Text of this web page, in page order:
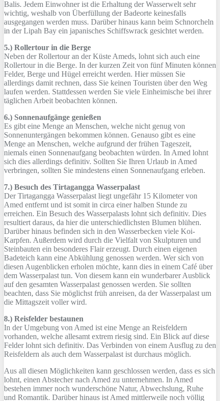
Balis. Jedem Einwohner ist die Erhaltung der Wasserwelt sehr
wichtig, weshalb von Überfüllung der Badeorte keinesfalls
ausgegangen werden muss. Darüber hinaus kann beim Schnorcheln
in der Lipah Bay ein japanisches Schiffswrack gesichtet werden.
5.) Rollertour in die Berge
Neben der Rollertour an der Küste Ameds, lohnt sich auch eine
Rollertour in die Berge. In der kurzen Zeit von fünf Minuten können
Felder, Berge und Hügel erreicht werden. Hier müssen Sie
allerdings damit rechnen, dass Sie keinen Touristen über den Weg
laufen werden. Stattdessen werden Sie viele Einheimische bei ihrer
täglichen Arbeit beobachten können.
6.) Sonnenaufgänge genießen
Es gibt eine Menge an Menschen, welche nicht genug von
Sonnenuntergängen bekommen können. Genauso gibt es eine
Menge an Menschen, welche aufgrund der frühen Tageszeit,
niemals einen Sonnenaufgang beobachten würden. In Amed lohnt
sich dies allerdings definitiv. Sollten Sie Ihren Urlaub in Amed
verbringen, sollten Sie mindestens einen Sonnenaufgang erleben.
7.) Besuch des Tirtagangga Wasserpalast
Der Tirtagangga Wasserpalast liegt ungefähr 15 Kilometer von
Amed entfernt und ist somit in circa einer halben Stunde zu
erreichen. Ein Besuch des Wasserpalasts lohnt sich definitiv. Dies
resultiert daraus, da hier die unterschiedlichsten Blumen blühen.
Darüber hinaus befinden sich in den Wasserbecken viele Koi-
Karpfen. Außerdem wird durch die Vielfalt von Skulpturen und
Steinbauten ein besonderes Flair erzeugt. Durch einen eigenen
Badeteich kann eine Abkühlung genossen werden. Wer sich von
diesen Augenblicken erholen möchte, kann dies in einem Café über
dem Wasserpalast tun. Von diesem kann ein wunderbarer Ausblick
auf den gesamten Wasserpalast genossen werden. Sie sollten
beachten, dass Sie möglichst früh anreisen, da der Wasserpalast um
die Mittagszeit voller wird.
8.) Reisfelder bestaunen
In der Umgebung von Amed ist eine Menge an Reisfeldern
vorhanden, welche allesamt extrem riesig sind. Ein Blick auf diese
Felder lohnt sich definitiv. Das Verbinden von einem Ausflug zu den
Reisfeldern als auch dem Wasserpalast ist durchaus möglich.
Aus all diesen Möglichkeiten kann geschlossen werden, dass es sich
lohnt, einen Abstecher nach Amed zu unternehmen. In Amed
bestehen immer noch wunderschöne Natur, Abwechslung, Ruhe
und Romantik. Darüber hinaus ist Amed mittlerweile noch völlig